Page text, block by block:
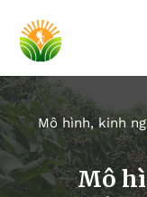
Mô hình, kinh
Mô